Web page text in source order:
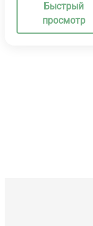
Быстрый
просмотр